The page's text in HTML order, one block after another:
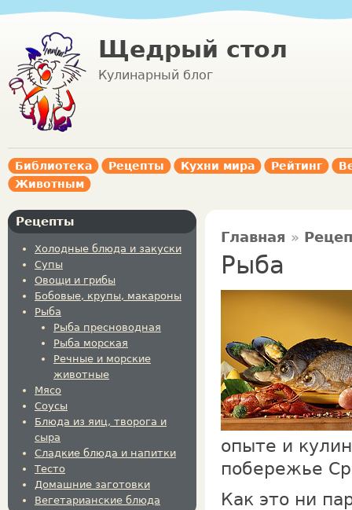
Щедрый стол
Кулинарный блог
Библиотека Рецепты Кухни мира Рейтинг
Животным
Рецепты
Холодные блюда и закуски
Супы
Овощи и грибы
Бобовые, крупы, макароны
Рыба
Рыба пресноводная
Рыба морская
Речные и морские
животные
Мясо
Соусы
Блюда из яиц, творога и
сыра
Сладкие блюда и напитки
Тесто
Домашние заготовки
Вегетарианские блюда
Главная »
Рыба
опыте и
побережье
Как это ни